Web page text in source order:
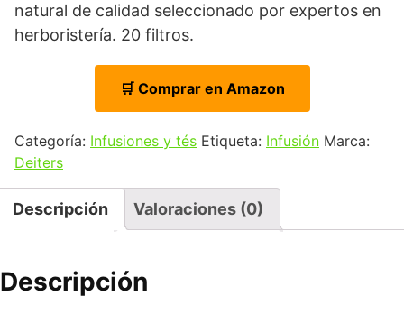
natural de calidad seleccionado por expertos en
herboristería. 20 filtros.
🛒 Comprar en Amazon
Categoría: Infusiones y tés Etiqueta: Infusión Marca:
Deiters
Descripción Valoraciones (0)
Descripción